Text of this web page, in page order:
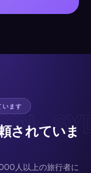
·
います
されていま
人以上の旅行者に